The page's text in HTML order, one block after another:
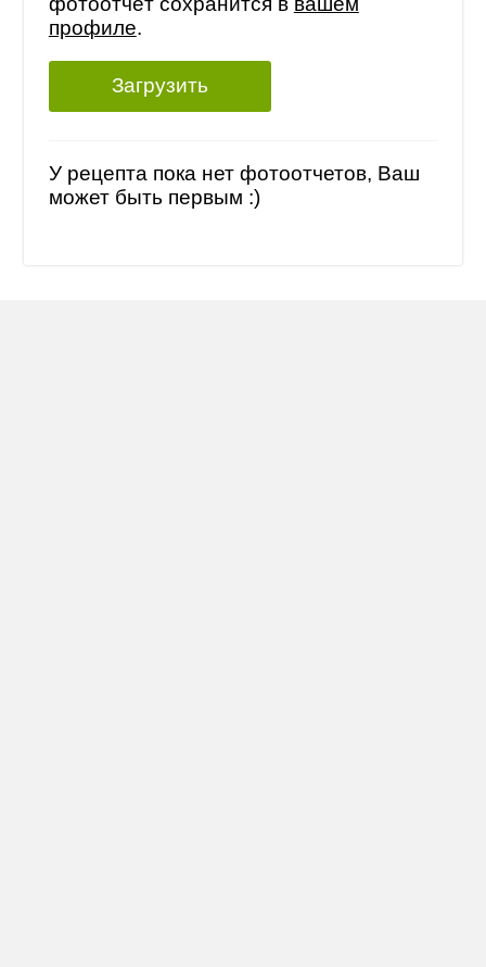
профиле.
Загрузить
У рецепта пока нет фотоотчетов, Ваш
может быть первым :)